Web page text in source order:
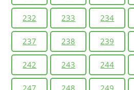
232 233 234
237 238 239
242 243 244
247 248 249